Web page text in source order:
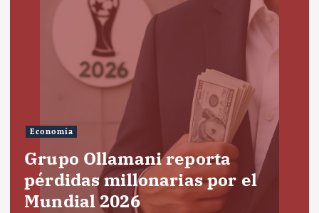
Economía
Grupo Ollamani reporta
pérdidas millonarias por el
Mundial 2026